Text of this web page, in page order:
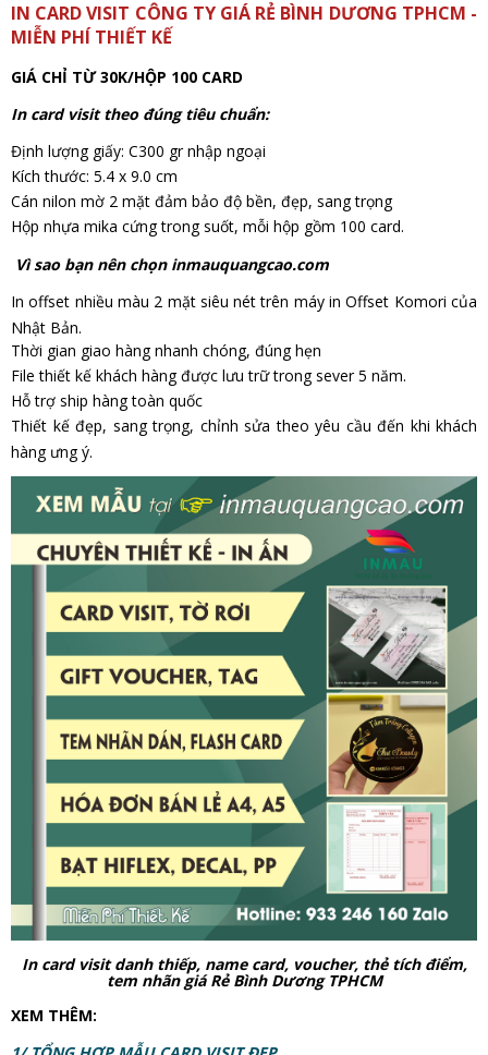
IN CARD VISIT CÔNG TY GIÁ RẺ BÌNH DƯƠNG TPHCM -
MIỄN PHÍ THIẾT KẾ
GIÁ CHỈ TỪ 30K/HỘP 100 CARD
In card visit theo đúng tiêu chuẩn:
Định lượng giấy: C300 gr nhập ngoại
Kích thước: 5.4 x 9.0 cm
Cán nilon mờ 2 mặt đảm bảo độ bền, đẹp, sang trọng
Hộp nhựa mika cứng trong suốt, mỗi hộp gồm 100 card.
Vì sao bạn nên chọn inmauquangcao.com
In offset nhiều màu 2 mặt siêu nét trên máy in Offset Komori của
Nhật Bản.
Thời gian giao hàng nhanh chóng, đúng hẹn
File thiết kế khách hàng được lưu trữ trong sever 5 năm.
Hỗ trợ ship hàng toàn quốc
Thiết kế đẹp, sang trọng, chỉnh sửa theo yêu cầu đến khi khách
hàng ưng ý.
In card visit danh thiếp, name card, voucher, thẻ tích điểm,
tem nhãn giá Rẻ Bình Dương TPHCM
XEM THÊM: